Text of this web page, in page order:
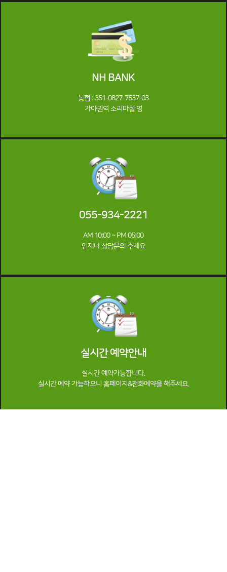
NH BANK
농협 : 351-0827-7537-03
가야권역 소리마실 영
055-934-2221
AM 10:00 ~ PM 05:00
언제나 상담문의 주세요
실시간 예약안내
실시간 예약가능합니다.
실시간 예약 가능하오니 홈페이지&전화예약을 해주세요.